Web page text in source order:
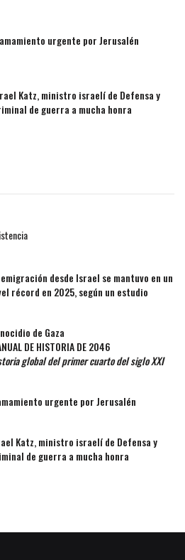
urgente por Jerusalén
Katz, ministro israelí de Defensa y
de guerra a mucha honra
emigración desde Israel se mantuvo en un
récord en 2025, según un estudio
de Gaza
DE HISTORIA DE 2046
global del primer cuarto del siglo XXI
urgente por Jerusalén
Katz, ministro israelí de Defensa y
de guerra a mucha honra